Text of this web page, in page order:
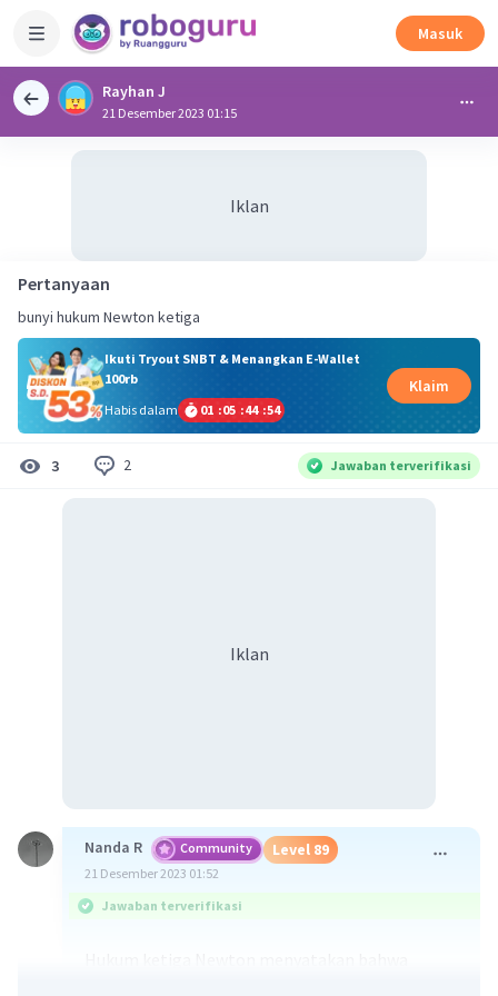
Masuk
Rayhan J
21 Desember 2023 01:15
Iklan
Pertanyaan
bunyi hukum Newton ketiga
Ikuti Tryout SNBT & Menangkan E-Wallet
100rb
Habis dalam
01 :05 :44 :54
Klaim
3 2 Jawaban terverifikasi
Iklan
Nanda R Community Level 89
21 Desember 2023 01:52
Jawaban terverifikasi